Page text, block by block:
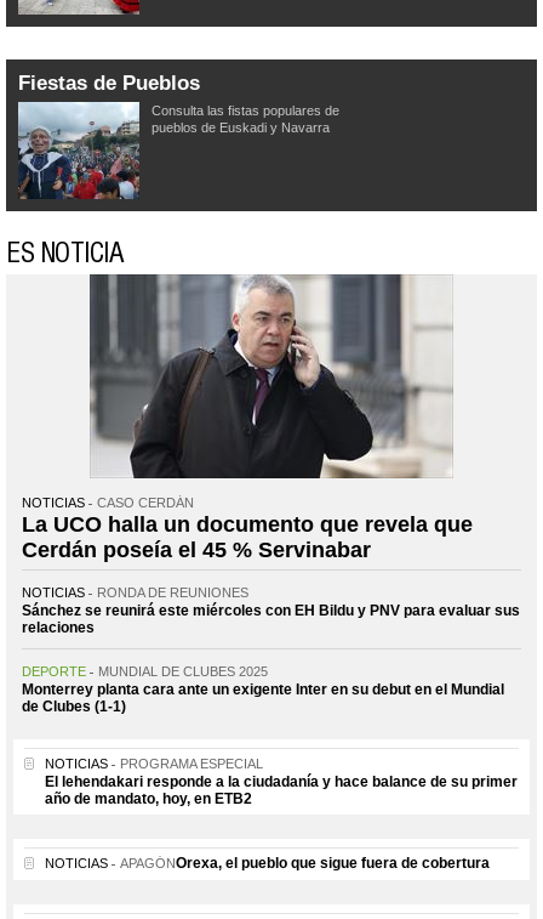
Fiestas de Pueblos
Consulta las fistas populares de
pueblos de Euskadi y Navarra
ES NOTICIA
NOTICIAS CASO CERDÁN
La UCO halla un documento que revela que
Cerdán poseía el 45 % Servinabar
NOTICIAS RONDA DE REUNIONES
Sánchez se reunirá este miércoles con EH Bildu y PNV para evaluar sus
relaciones
DEPORTE MUNDIAL DE CLUBES 2025
Monterrey planta cara ante un exigente Inter en su debut en el Mundial
de Clubes (1-1)
NOTICIAS PROGRAMA ESPECIAL
El lehendakari responde a la ciudadanía y hace balance de su primer
año de mandato, hoy, en ETB2
NOTICIAS APAGÓNOrexa, el pueblo que sigue fuera de cobertura